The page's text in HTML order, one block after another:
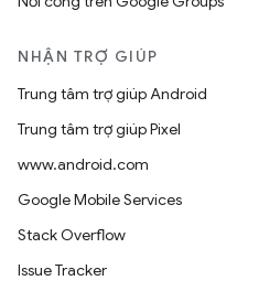
NHẬN TRỢ GIÚP
Trung tâm trợ giúp Android
Trung tâm trợ giúp Pixel
www.android.com
Google Mobile Services
Stack Overflow
Issue Tracker